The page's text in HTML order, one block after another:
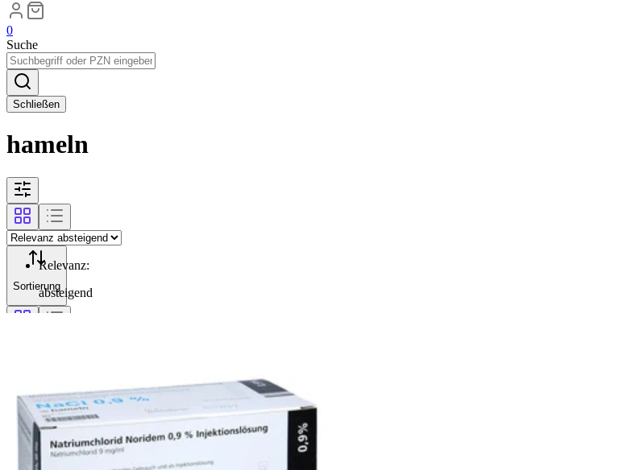
0
Suche
Schließen
hameln
Sortierung
Relevanz:
absteigend